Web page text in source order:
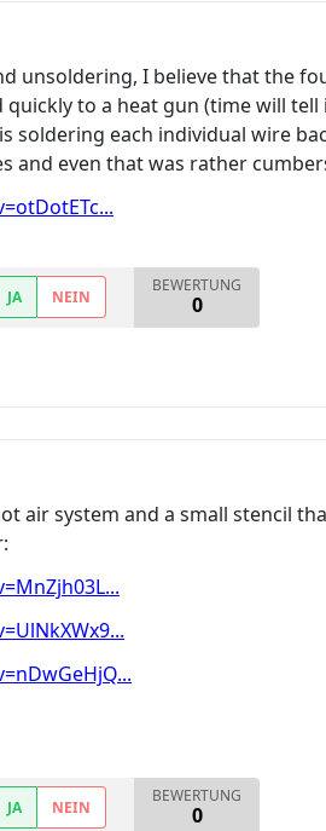
unsoldering, I believe that the
to a heat gun (time will
soldering each individual wire
even that was rather
JA NEIN
BEWERTUNG
0
air system and a small stencil
JA NEIN
BEWERTUNG
0